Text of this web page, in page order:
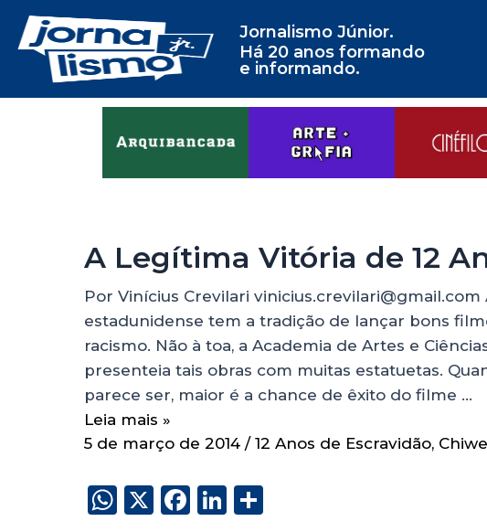
Jornalismo Júnior.
Há 20 anos formando
e informando.
A Legítima Vitória de 12
Por Vinícius Crevilari
estadunidense tem a tradição de lançar bons
racismo. Não à toa, a Academia de Artes e
presenteia tais obras com muitas estatuetas.
parece ser, maior é a chance de êxito do filme …
Leia mais »
5 de março de 2014 / 12 Anos de Escravidão,
W X
F
Li